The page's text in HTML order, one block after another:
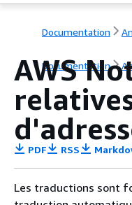
Documentation
Documentation
AWS
PDF RSS
Les traductions sont